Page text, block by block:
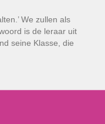
We zullen als
is de leraar uit
seine Klasse, die